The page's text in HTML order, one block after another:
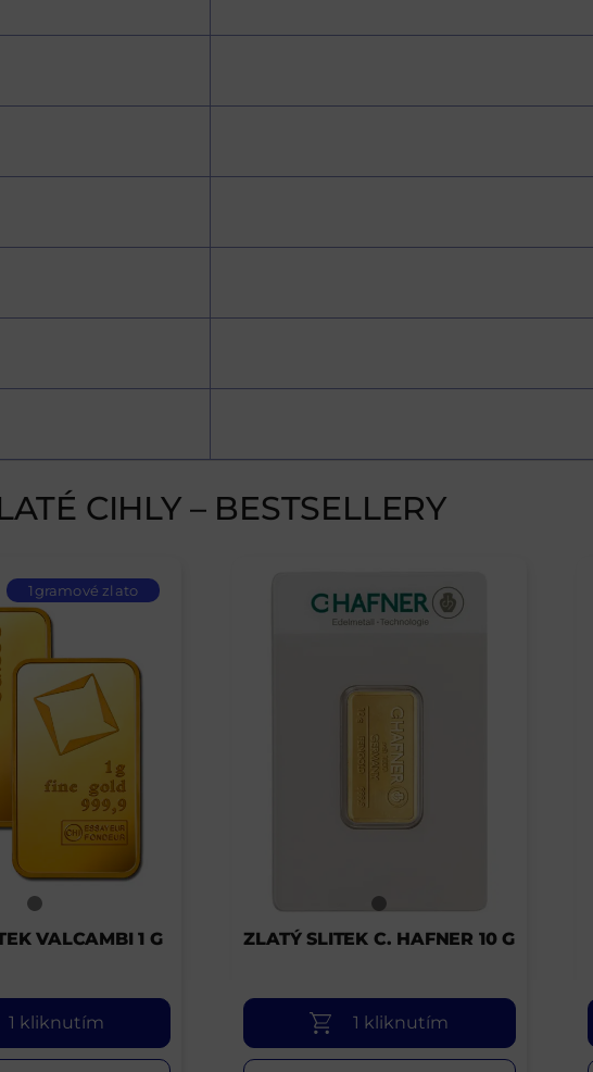
CIHLY – BESTSELLERY
1gramové zlato
VALCAMBI 1 G
1 kliknutím
ZLATÝ SLITEK C. HAFNER 10 G
1 kliknutím